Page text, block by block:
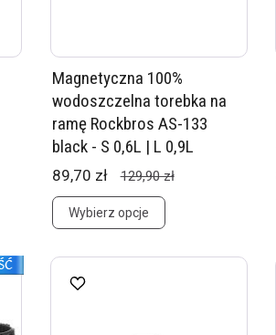
Magnetyczna 100%
wodoszczelna torebka na
ramę Rockbros AS-133
black - S 0,6L | L 0,9L
89,70 zł 129,90 zł
Wybierz opcje